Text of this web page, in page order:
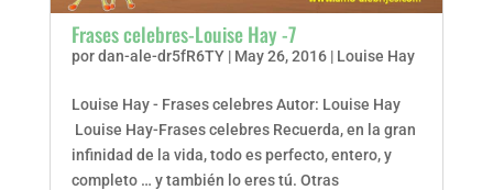
Frases celebres-Louise Hay -7
pordan-ale-dr5fR6TY| May 26, 2016| Louise Hay
Louise Hay - Frases celebres Autor: Louise Hay
Louise Hay-Frases celebres Recuerda, en la gran
infinidad de la vida, todo es perfecto, entero, y
completo … y también lo eres tú. Otras